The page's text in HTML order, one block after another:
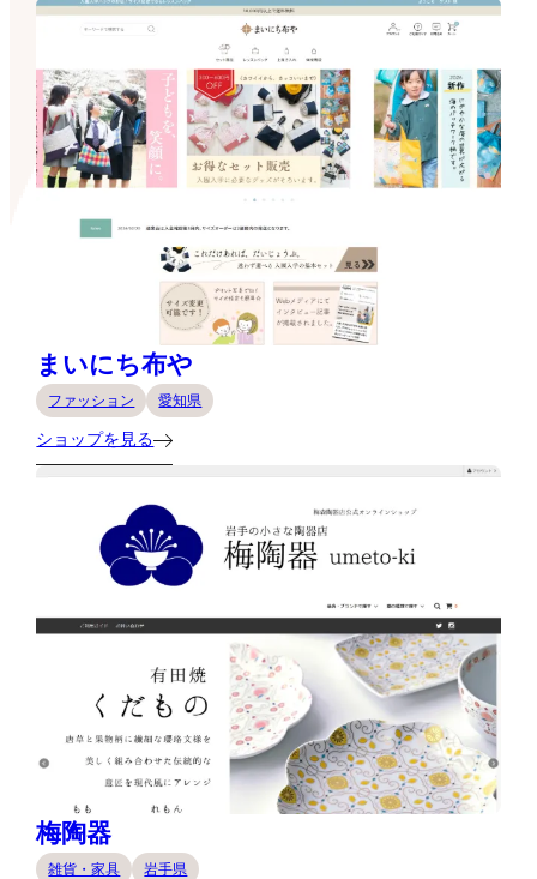
まいにち布や
ファッション 愛知県
ショップを見る
梅陶器
雑貨・家具 岩手県